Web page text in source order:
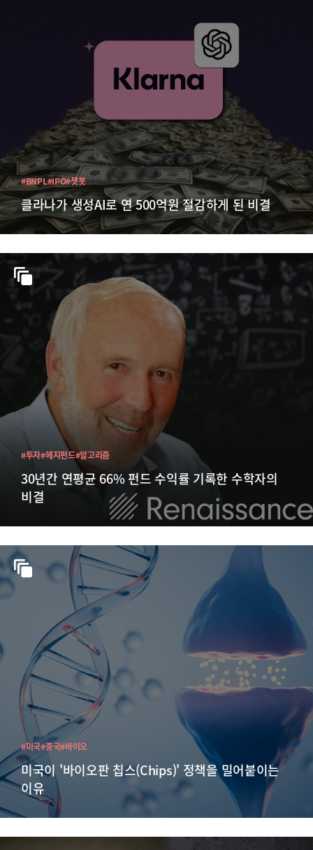
클라나가 생성AI로 연 500억원 절감하게 된 비결
#BNPL#IPO#챗봇
30년간 연평균 66% 펀드 수익률 기록한 수학자의
비결
#투자#헤지펀드#알고리즘
미국이 '바이오판 칩스(Chips)' 정책을 밀어붙이는
이유
#미국#중국#바이오